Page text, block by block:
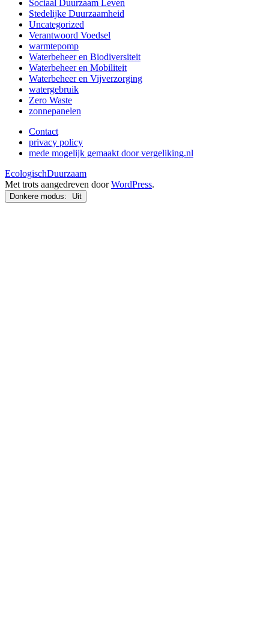
Sociaal Duurzaam Leven
Stedelijke Duurzaamheid
Uncategorized
Verantwoord Voedsel
warmtepomp
Waterbeheer en Biodiversiteit
Waterbeheer en Mobiliteit
Waterbeheer en Vijverzorging
watergebruik
Zero Waste
zonnepanelen
Contact
privacy policy
mede mogelijk gemaakt door vergeliking.nl
EcologischDuurzaam
Met trots aangedreven doorWordPress.
Donkere modus: